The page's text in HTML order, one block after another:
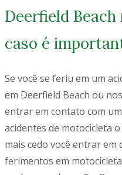
Deerfield
caso é
Se você se feriu em um
em Deerfield Beach ou
entrar em contato com
acidentes de motocicleta
mais cedo você entrar
ferimentos em